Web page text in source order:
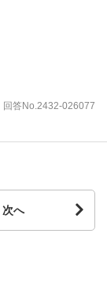
回答No.2432-026077
次へ